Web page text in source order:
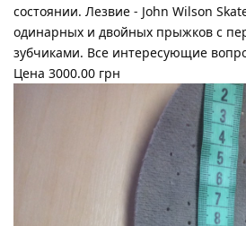
состоянии. Лезвие - John Wilson
одинарных и двойных прыжков с
зубчиками. Все интересующие
Цена 3000.00 грн